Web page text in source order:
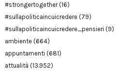
#strongertogether(16)
#sullapoliticaincuicredere (79)
#sullapoliticaincuicredere_pensieri (9)
ambiente (664)
appuntamenti (681)
attualità (13.952)